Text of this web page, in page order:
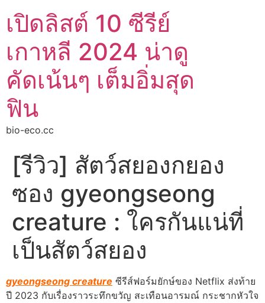
เปิดลิสต์ 10 ซีรีย์
เกาหลี 2024 น่าดู
คัดเน้นๆ เต็มอิ่มสุด
ฟิน
bio-eco.cc
[รีวิว] สัตว์สยองกยอง
ซอง gyeongseong
creature : ใครกันแน่ที่
เป็นสัตว์สยอง
gyeongseong creature ซีรีส์ฟอร์มยักษ์ของ Netflix ส่งท้าย
ปี 2023 กับเรื่องราวระทึกขวัญ สะเทือนอารมณ์ กระชากหัวใจ